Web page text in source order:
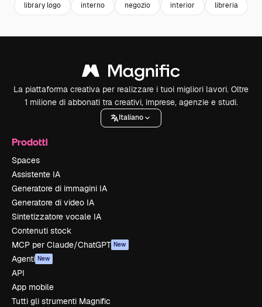
library logo interno negozio interior libreria
La piattaforma creativa per realizzare i tuoi migliori lavori. Oltre
1 milione di abbonati tra creativi, imprese, agenzie e studi.
Italiano
Prodotti
Spaces
Assistente IA
Generatore di immagini IA
Generatore di video IA
Sintetizzatore vocale IA
Contenuti stock
MCP per Claude/ChatGPT New
Agenti New
API
App mobile
Tutti gli strumenti Magnific